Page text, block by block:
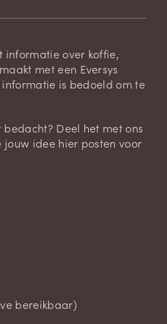
informatie over koffie,
met een Eversys
is bedoeld om te
Deel het met ons
jouw idee hier posten voor
bereikbaar)